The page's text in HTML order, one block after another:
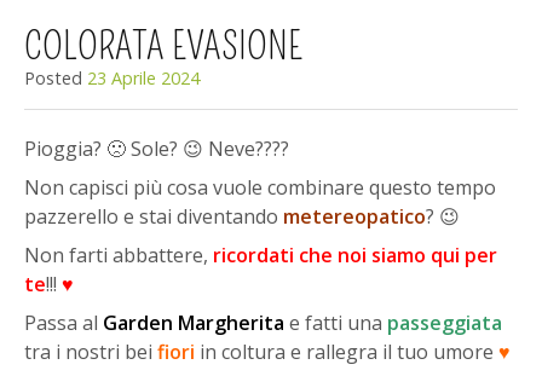
COLORATA EVASIONE
Posted 23 Aprile 2024
Pioggia? 🙁 Sole? 😉 Neve????
Non capisci più cosa vuole combinare questo tempo
pazzerello e stai diventando metereopatico? 😉
Non farti abbattere, ricordati che noi siamo qui per
te!!! ♥
Passa al Garden Margherita e fatti una passeggiata
tra i nostri bei fiori in coltura e rallegra il tuo umore ♥